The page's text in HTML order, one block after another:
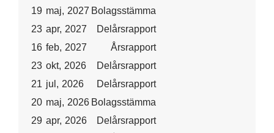
19 maj, 2027 Bolagsstämma
23 apr, 2027
Delårsrapport
16 feb, 2027
Årsrapport
23 okt, 2026
Delårsrapport
21 jul, 2026
Delårsrapport
20 maj, 2026 Bolagsstämma
29 apr, 2026
Delårsrapport